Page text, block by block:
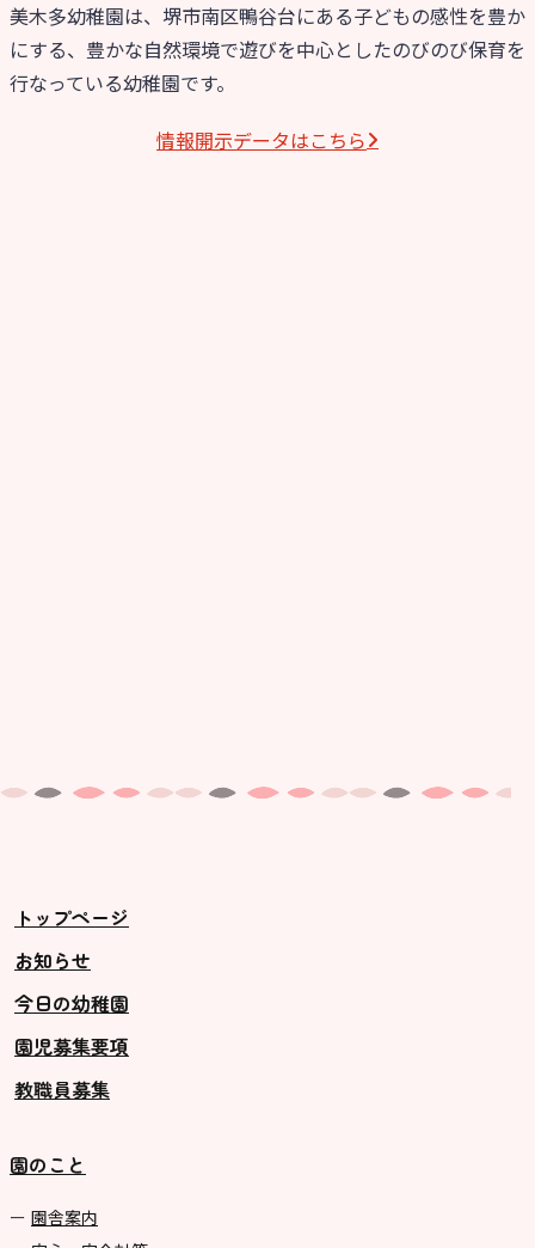
美木多幼稚園は、堺市南区鴨谷台にある子どもの感性を豊か
にする、豊かな自然環境で遊びを中心としたのびのび保育を
行なっている幼稚園です。
情報開⽰データはこちら
トップページ
お知らせ
今日の幼稚園
園児募集要項
教職員募集
園のこと
園舎案内